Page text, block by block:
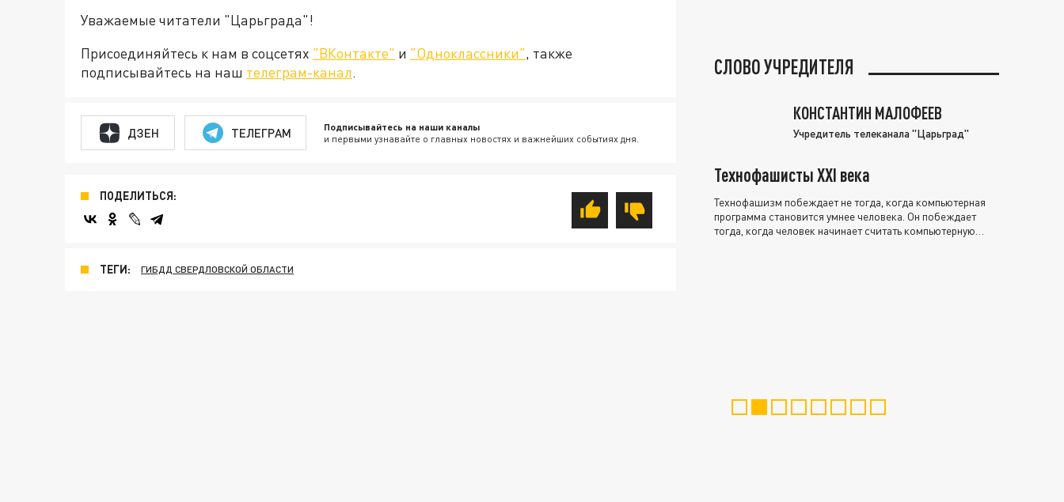
Уважаемые читатели "Царьграда"!
Присоединяйтесь к нам в соцсетях "ВКонтакте" и "Одноклассники", также
подписывайтесь на наш телеграм-канал.
ДЗЕН ТЕЛЕГРАМ Подписывайтесь на наши каналы
и первыми узнавайте о главных новостях и важнейших событиях дня.
ПОДЕЛИТЬСЯ:
ТЕГИ: ГИБДД СВЕРДЛОВСКОЙ ОБЛАСТИ
СЛОВО УЧРЕДИТЕЛЯ
КОНСТАНТИН МАЛОФЕЕВ
Учредитель телеканала "Царьград"
Технофашисты XXI века
Технофашизм побеждает не тогда, когда компьютерная
программа становится умнее человека. Он побеждает
тогда, когда человек начинает считать компьютерную